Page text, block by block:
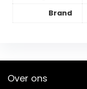
Brand
Over ons